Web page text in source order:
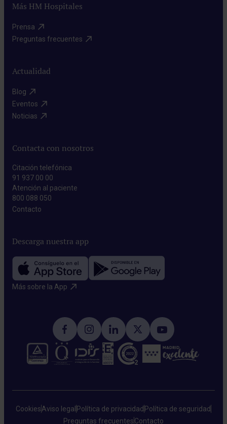
Más HM Hospitales
Prensa​
Preguntas frecuentes​
Actualidad
Blog​
Eventos​
Noticias​
Contacta con nosotros
Citación telefónica
91 937 00 00
Atención al paciente
800 088 050
Contacto​
Descarga nuestra app
Más sobre la App​
CookiesAviso legal Política de privacidad Política de seguridad
Preguntas frecuentesContacto